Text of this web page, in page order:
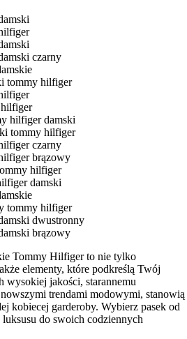
czarny
tommy hilfiger
hilfiger damski
tommy hilfiger
czarny
brązowy
hilfiger
damski
tommy hilfiger
dwustronny
brązowy
Tommy Hilfiger to nie tylko
elementy, które podkreślą Twój
jakości, starannemu
trendami modowymi, stanowią
kobiecej garderoby. Wybierz pasek od
do swoich codziennych